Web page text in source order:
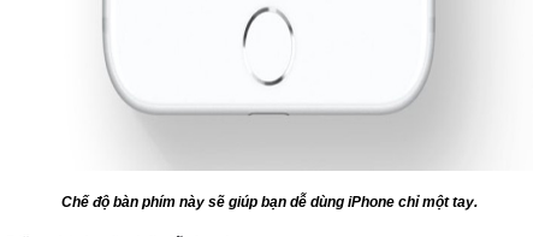
Chế độ bàn phím này sẽ giúp bạn dễ dùng iPhone chỉ một tay.